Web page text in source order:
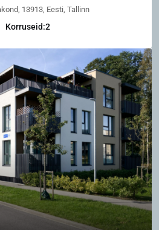
13913, Eesti, Tallinn
Korruseid:2